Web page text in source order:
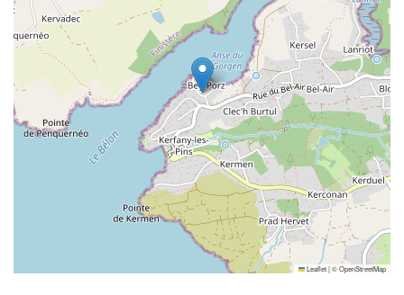
Leaflet|©OpenStreetMap